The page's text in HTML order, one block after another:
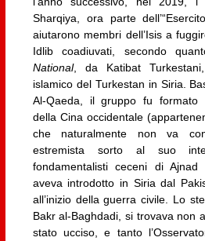
Sharqiya, ora parte
aiutarono membri dell’Isis a
Idlib coadiuvati, secondo
National, da Katibat
islamico del Turkestan in Siria.
Al-Qaeda, il gruppo fu formato
della Cina occidentale
che naturalmente non va
estremista sorto al suo
fondamentalisti ceceni di Ajnad
aveva introdotto in Siria dal
all’inizio della guerra civile. Lo
Bakr al-Baghdadi, si trovava non
stato ucciso, e tanto